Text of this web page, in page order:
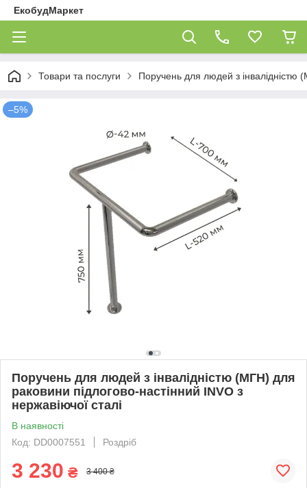
ЕкобудМаркет
Товари та послуги Поручень для людей з інвалідністю
–5%
Поручень для людей з інвалідністю (МГН) для
раковини підлогово-настінний INVO з
нержавіючої сталі
В наявності
Код: DD0007551
Роздріб
3 230 ₴ 3 400 ₴